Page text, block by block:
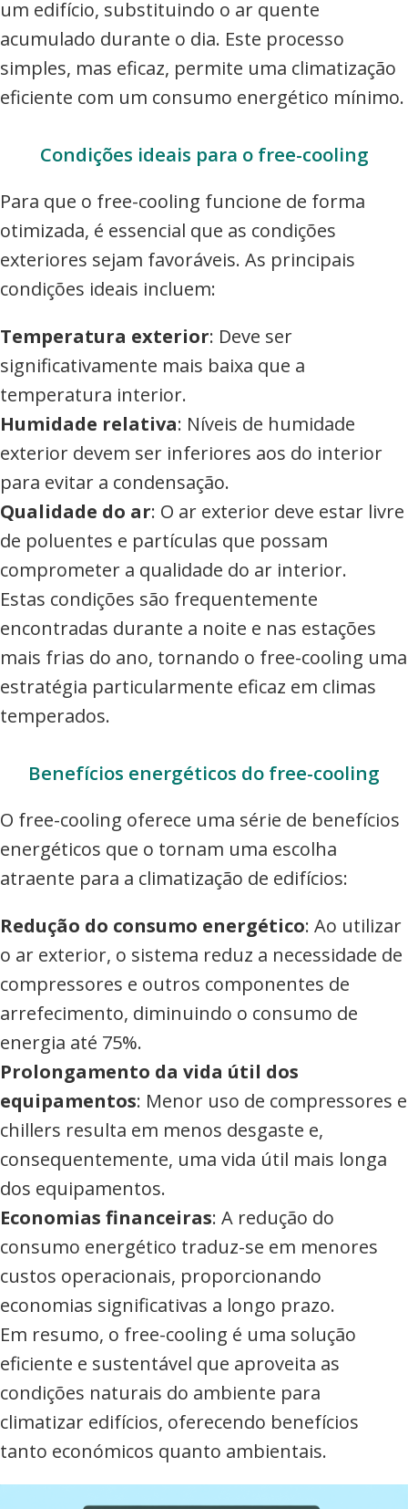
um edifício, substituindo o ar quente
acumulado durante o dia. Este processo
simples, mas eficaz, permite uma climatização
eficiente com um consumo energético mínimo.
Condições ideais para o free-cooling
Para que o free-cooling funcione de forma
otimizada, é essencial que as condições
exteriores sejam favoráveis. As principais
condições ideais incluem:
Temperatura exterior: Deve ser
significativamente mais baixa que a
temperatura interior.
Humidade relativa: Níveis de humidade
exterior devem ser inferiores aos do interior
para evitar a condensação.
Qualidade do ar: O ar exterior deve estar livre
de poluentes e partículas que possam
comprometer a qualidade do ar interior.
Estas condições são frequentemente
encontradas durante a noite e nas estações
mais frias do ano, tornando o free-cooling uma
estratégia particularmente eficaz em climas
temperados.
Benefícios energéticos do free-cooling
O free-cooling oferece uma série de benefícios
energéticos que o tornam uma escolha
atraente para a climatização de edifícios:
Redução do consumo energético: Ao utilizar
o ar exterior, o sistema reduz a necessidade de
compressores e outros componentes de
arrefecimento, diminuindo o consumo de
energia até 75%.
Prolongamento da vida útil dos
equipamentos: Menor uso de compressores e
chillers resulta em menos desgaste e,
consequentemente, uma vida útil mais longa
dos equipamentos.
Economias financeiras: A redução do
consumo energético traduz-se em menores
custos operacionais, proporcionando
economias significativas a longo prazo.
Em resumo, o free-cooling é uma solução
eficiente e sustentável que aproveita as
condições naturais do ambiente para
climatizar edifícios, oferecendo benefícios
tanto económicos quanto ambientais.